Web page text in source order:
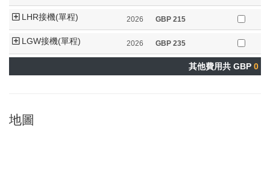
LHR接機(單程) 2026 GBP 215
LGW接機(單程) 2026 GBP 235
其他費用共 GBP 0
地圖